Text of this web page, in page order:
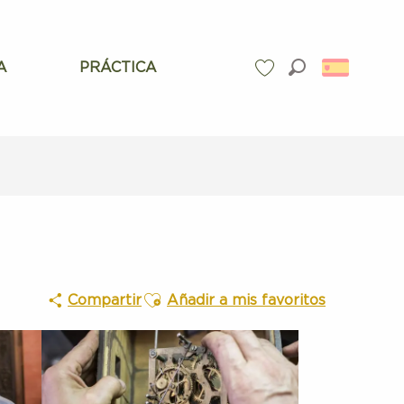
PRÁCTICA
CompartirAjouter aux favoris
Añadir a mis favoritos